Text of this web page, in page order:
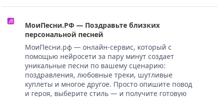
МоиПесни.РФ — Поздравьте близких
персональной песней
МоиПесни.рф — онлайн-сервис, который с
помощью нейросети за пару минут создает
уникальные песни по вашему сценарию:
поздравления, любовные треки, шутливые
куплеты и многое другое. Просто опишите повод
и героя, выберите стиль — и получите готовую